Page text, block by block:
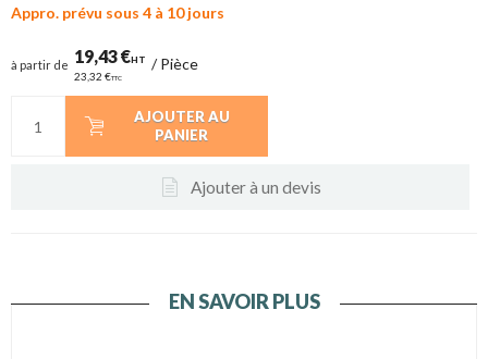
Appro. prévu sous 4 à 10 jours
à partir de 19,43 €HT
23,32 €TTC
/Pièce
AJOUTER AU
PANIER
Ajouter à un devis
EN SAVOIR PLUS